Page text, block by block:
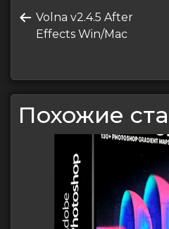
по
записям
Предыдущая
запись
Volna v2.4.5 After
Effects Win/Mac
Похожие